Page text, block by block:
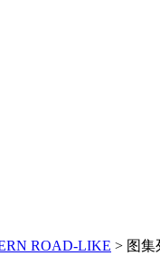
ROAD-LIKE > 图集